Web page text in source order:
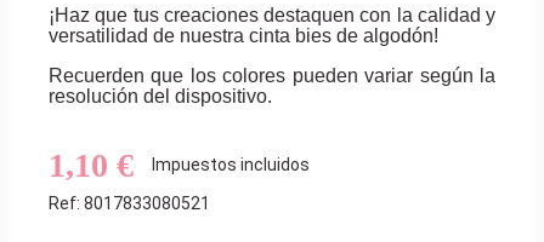
¡Haz que tus creaciones destaquen con la calidad y
versatilidad de nuestra cinta bies de algodón!
Recuerden que los colores pueden variar según la
resolución del dispositivo.
1,10 €
Impuestos incluidos
Ref: 8017833080521